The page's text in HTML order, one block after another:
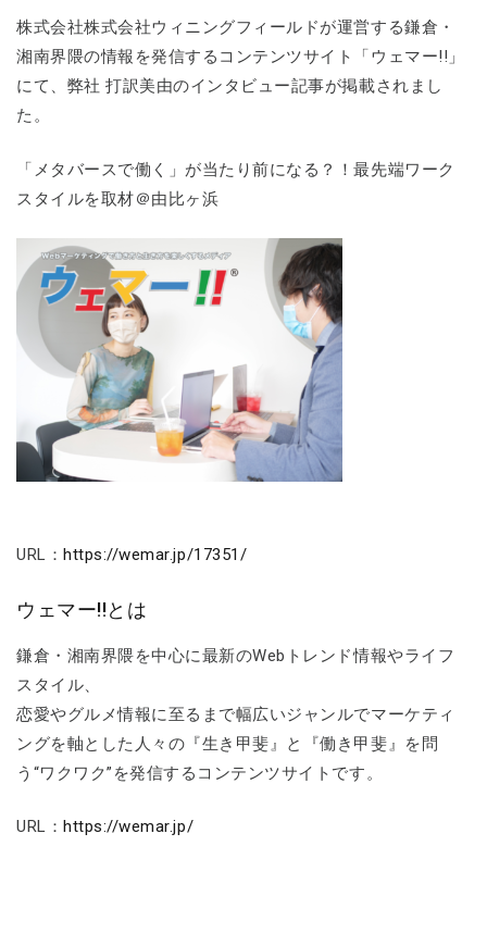
株式会社株式会社ウィニングフィールドが運営する鎌倉・
湘南界隈の情報を発信するコンテンツサイト「ウェマー!!」
にて、弊社 打訳美由のインタビュー記事が掲載されまし
た。
「メタバースで働く」が当たり前になる？！最先端ワーク
スタイルを取材＠由比ヶ浜
URL：https://wemar.jp/17351/
ウェマー!!とは
鎌倉・湘南界隈を中心に最新のWebトレンド情報やライフ
スタイル、
恋愛やグルメ情報に至るまで幅広いジャンルでマーケティ
ングを軸とした人々の『生き甲斐』と『働き甲斐』を問
う“ワクワク”を発信するコンテンツサイトです。
URL：https://wemar.jp/